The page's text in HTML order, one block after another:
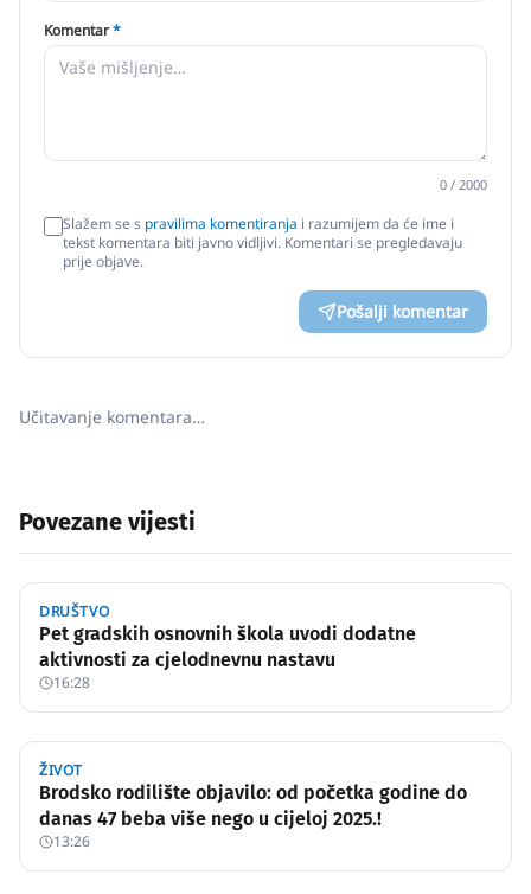
Komentar*
0 / 2000
Slažem se s pravilima komentiranja i razumijem da će ime i
tekst komentara biti javno vidljivi. Komentari se pregledavaju
prije objave.
Pošalji komentar
Učitavanje komentara…
Povezane vijesti
DRUŠTVO
Pet gradskih osnovnih škola uvodi dodatne
aktivnosti za cjelodnevnu nastavu
16:28
ŽIVOT
Brodsko rodilište objavilo: od početka godine do
danas 47 beba više nego u cijeloj 2025.!
13:26